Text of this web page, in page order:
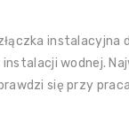
instalacyjna
wodnej.
się przy